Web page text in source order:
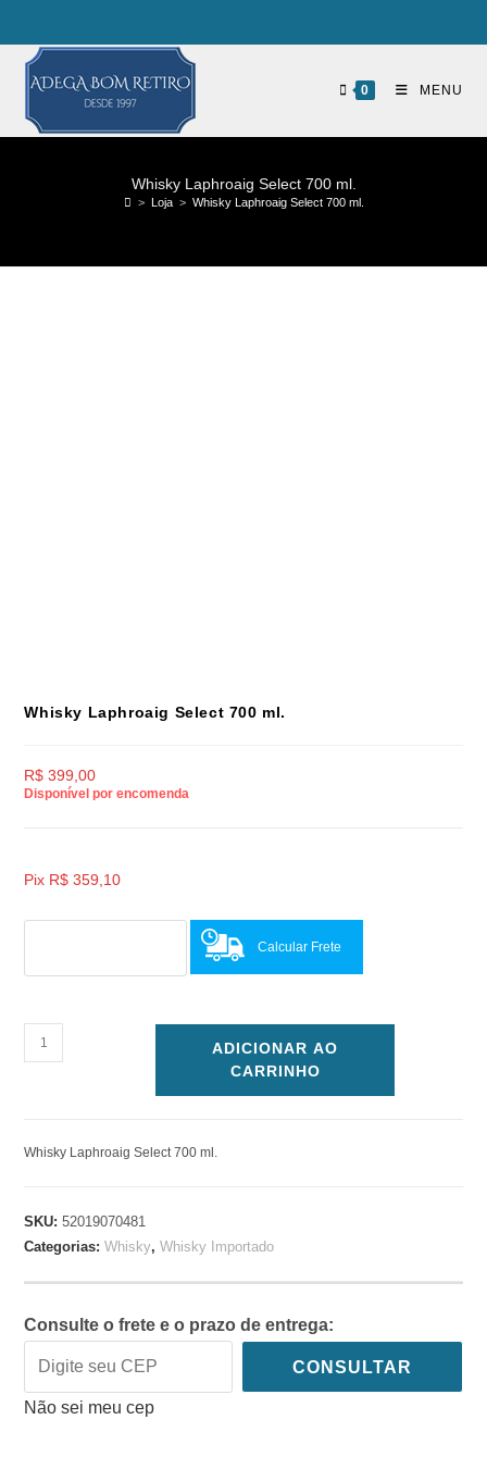
0 MENU
Whisky Laphroaig Select 700 ml.
> Loja > Whisky Laphroaig Select 700 ml.
Whisky Laphroaig Select 700 ml.
R$ 399,00
Disponível por encomenda
Pix R$ 359,10
Calcular Frete
ADICIONAR AO
CARRINHO
Whisky Laphroaig Select 700 ml.
SKU:52019070481
Categorias:Whisky,Whisky Importado
Consulte o frete e o prazo de entrega:
CONSULTAR
Não sei meu cep